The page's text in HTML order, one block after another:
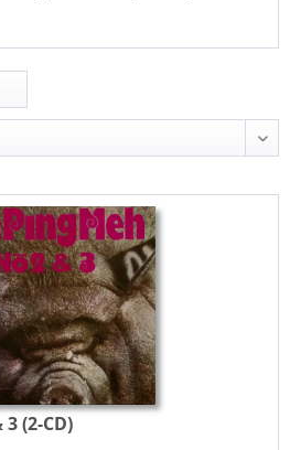
(2-CD)